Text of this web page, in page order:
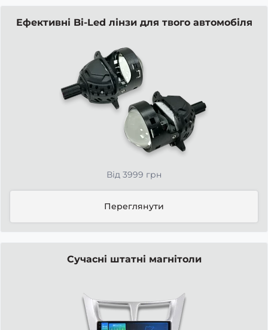
Ефективні Bi-Led лінзи для твого автомобіля
Від 3999 грн
Переглянути
Сучасні штатні магнітоли